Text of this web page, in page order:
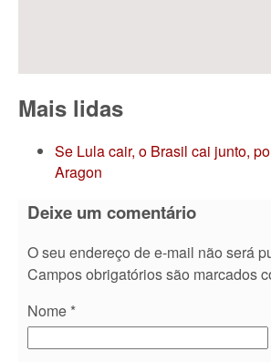
Mais lidas
Se Lula cair, o Brasil cai junto,
Aragon
Deixe um comentário
O seu endereço de e-mail não será
Campos obrigatórios são marcados
Nome *